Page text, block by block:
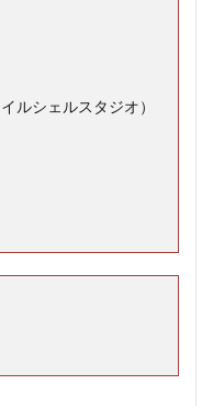
ルシェルスタジオ）